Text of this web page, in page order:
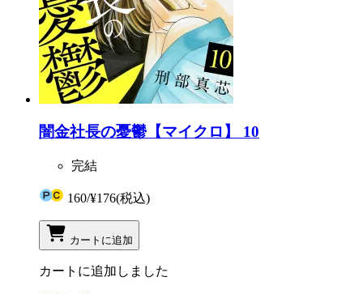
闇金社長の憂鬱【マイクロ】 10
完結
160/¥176(税込)
カートに追加
カートに追加しました